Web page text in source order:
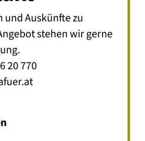
und Auskünfte zu
stehen wir gerne
20 770